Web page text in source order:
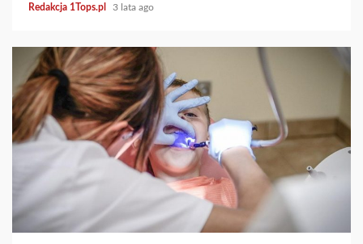
Redakcja 1Tops.pl 3 lata ago
2 min read